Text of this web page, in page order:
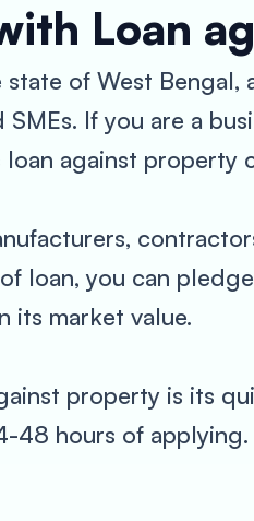
Loan
of West Bengal,
If you are a
loan against
loan, you can
its market value.
property is its
hours of